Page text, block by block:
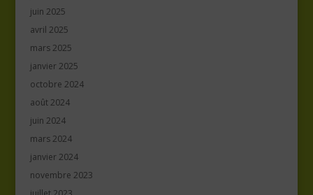
juin 2025
avril 2025
mars 2025
janvier 2025
octobre 2024
août 2024
juin 2024
mars 2024
janvier 2024
novembre 2023